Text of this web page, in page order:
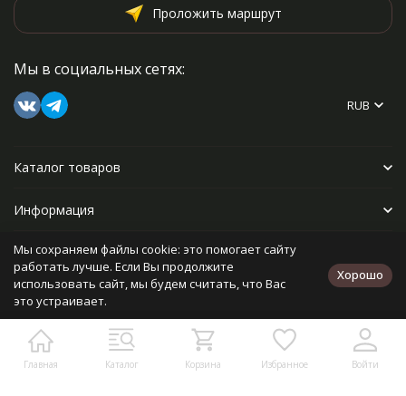
Главная Каталог Корзина Избранное Войти
Проложить маршрут
Мы в социальных сетях:
RUB
Каталог товаров
Информация
Прочее
Политика персональных данных
Разработано в
bodysite.ru
Мы сохраняем файлы cookie: это помогает сайту
работать лучше. Если Вы продолжите
использовать сайт, мы будем считать, что Вас
это устраивает.
Хорошо